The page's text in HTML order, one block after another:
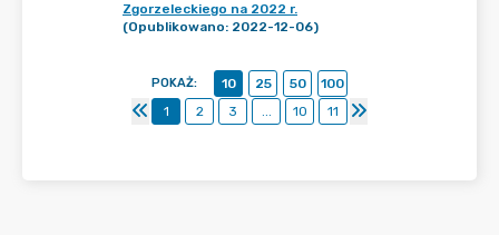
Zgorzeleckiego na 2022 r.
(Opublikowano: 2022-12-06)
POKAŻ: 10 25 50
100
1
2 3 ... 10 11